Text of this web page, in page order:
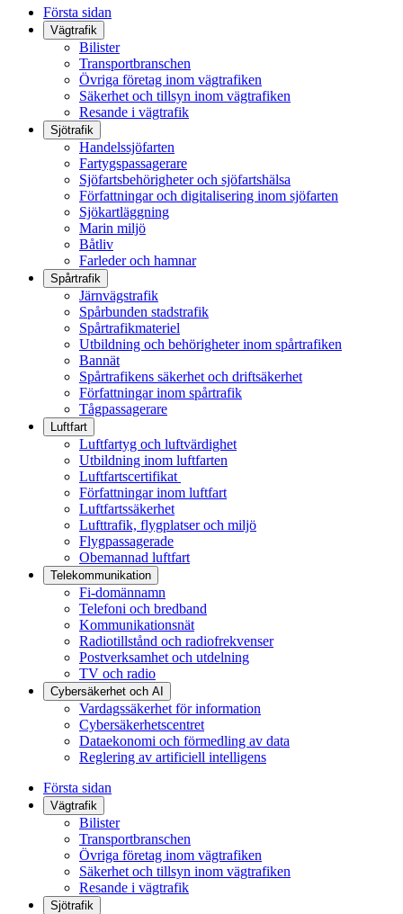
Första sidan
Vägtrafik
Bilister
Transportbranschen
Övriga företag inom vägtrafiken
Säkerhet och tillsyn inom vägtrafiken
Resande i vägtrafik
Sjötrafik
Handelssjöfarten
Fartygspassagerare
Sjöfartsbehörigheter och sjöfartshälsa
Författningar och digitalisering inom sjöfarten
Sjökartläggning
Marin miljö
Båtliv
Farleder och hamnar
Spårtrafik
Järnvägstrafik
Spårbunden stadstrafik
Spårtrafikmateriel
Utbildning och behörigheter inom spårtrafiken
Bannät
Spårtrafikens säkerhet och driftsäkerhet
Författningar inom spårtrafik
Tågpassagerare
Luftfart
Luftfartyg och luftvärdighet
Utbildning inom luftfarten
Luftfartscertifikat
Författningar inom luftfart
Luftfartssäkerhet
Lufttrafik, flygplatser och miljö
Flygpassagerade
Obemannad luftfart
Telekommunikation
Fi-domännamn
Telefoni och bredband
Kommunikationsnät
Radiotillstånd och radiofrekvenser
Postverksamhet och utdelning
TV och radio
Cybersäkerhet och AI
Vardagssäkerhet för information
Cybersäkerhetscentret
Dataekonomi och förmedling av data
Reglering av artificiell intelligens
Första sidan
Vägtrafik
Bilister
Transportbranschen
Övriga företag inom vägtrafiken
Säkerhet och tillsyn inom vägtrafiken
Resande i vägtrafik
Sjötrafik